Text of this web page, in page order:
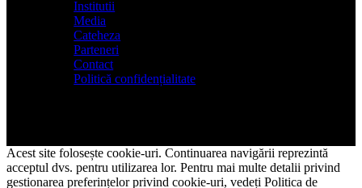
Institutii
Media
Cateheza
Parteneri
Contact
Politică confidențialitate
Acest site folosește cookie-uri. Continuarea navigării reprezintă
acceptul dvs. pentru utilizarea lor. Pentru mai multe detalii privind
gestionarea preferințelor privind cookie-uri, vedeți Politica de